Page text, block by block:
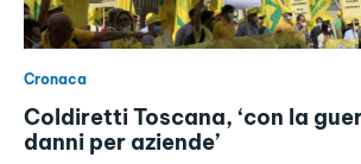
Cronaca
Coldiretti Toscana, ‘con la
danni per aziende’